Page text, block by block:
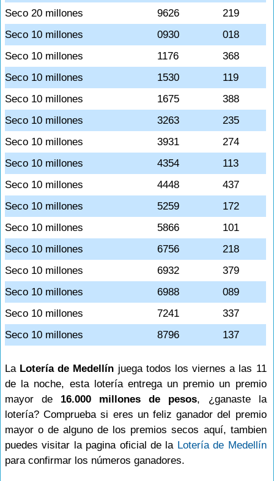
Seco 20 millones
9626
219
Seco 10 millones
0930
018
Seco 10 millones
1176
368
Seco 10 millones
1530
119
Seco 10 millones
1675
388
Seco 10 millones
3263
235
Seco 10 millones
3931
274
Seco 10 millones
4354
113
Seco 10 millones
4448
437
Seco 10 millones
5259
172
Seco 10 millones
5866
101
Seco 10 millones
6756
218
Seco 10 millones
6932
379
Seco 10 millones
6988
089
Seco 10 millones
7241
337
Seco 10 millones
8796 137
La Lotería de Medellín juega todos los viernes a las 11
de la noche, esta lotería entrega un premio un premio
mayor de 16.000 millones de pesos, ¿ganaste la
lotería? Comprueba si eres un feliz ganador del premio
mayor o de alguno de los premios secos aquí, tambien
puedes visitar la pagina oficial de la Lotería de Medellín
para confirmar los números ganadores.